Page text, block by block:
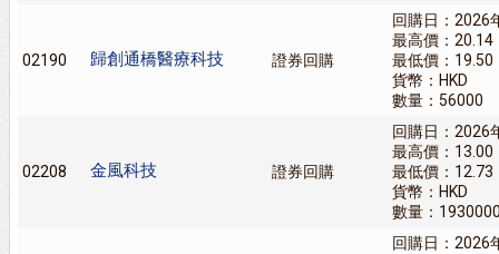
02190 歸創通橋醫療科技 證券回購
回購日：2026
最高價：20.14
最低價：19.50
貨幣：HKD
數量：56000
02208 金風科技 證券回購
回購日：2026
最高價：13.00
最低價：12.73
貨幣：HKD
數量：
回購日：2026